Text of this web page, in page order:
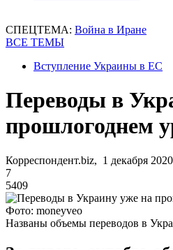
СПЕЦТЕМА: Война в Иране
ВСЕ ТЕМЫ
Вступление Украины в ЕС
Переводы в
прошлогоднем
Корреспондент.biz, 1 декабря
7
5409
Фото: moneyveo
Названы объемы переводов в